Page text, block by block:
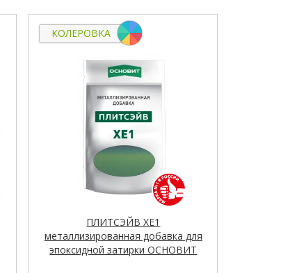
КОЛЕРОВКА
ПЛИТСЭЙВ XE1
металлизированная добавка для
эпоксидной затирки ОСНОВИТ